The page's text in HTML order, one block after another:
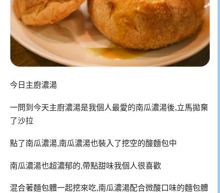
今日主廚濃湯
一問到今天主廚濃湯是我個人最愛的南瓜濃湯後,立馬拋棄
了沙拉
點了南瓜濃湯,南瓜濃湯也裝入了挖空的酸麵包中
南瓜濃湯也超濃郁的,帶點甜味我個人很喜歡
混合著麵包體一起挖來吃,南瓜濃湯配合微酸口味的麵包體